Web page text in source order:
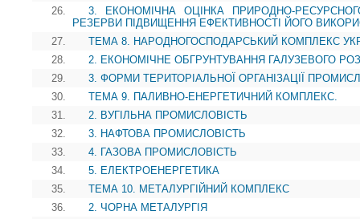
26.
3. ЕКОНОМІЧНА ОЦІНКА ПРИРОДНО-
РЕЗЕРВИ ПІДВИЩЕННЯ ЕФЕКТИВНОСТІ ЙОГО
27.
ТЕМА 8. НАРОДНОГОСПОДАРСЬКИЙ КОМПЛЕКС
28.
2. ЕКОНОМІЧНЕ ОБГРУНТУВАННЯ ГАЛУЗЕВОГО
29.
3. ФОРМИ ТЕРИТОРІАЛЬНОЇ ОРГАНІЗАЦІЇ
30.
ТЕМА 9. ПАЛИВНО-ЕНЕРГЕТИЧНИЙ КОМПЛЕКС.
31.
2. ВУГІЛЬНА ПРОМИСЛОВІСТЬ
32.
3. НАФТОВА ПРОМИСЛОВІСТЬ
33.
4. ГАЗОВА ПРОМИСЛОВІСТЬ
34.
5. ЕЛЕКТРОЕНЕРГЕТИКА
35.
ТЕМА 10. МЕТАЛУРГІЙНИЙ КОМПЛЕКС
36.
2. ЧОРНА МЕТАЛУРГІЯ